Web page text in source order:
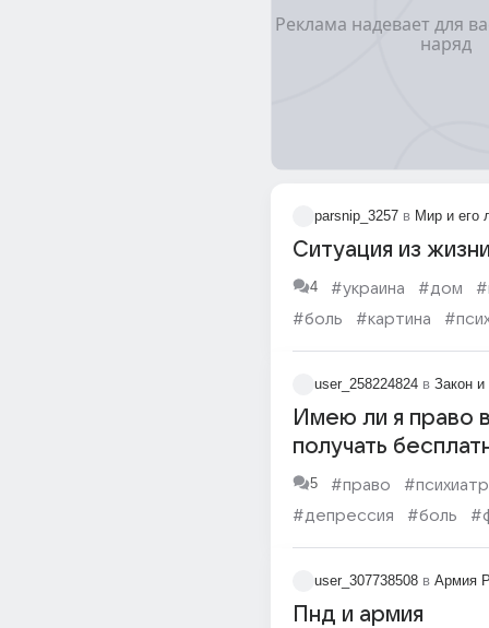
parsnip_3257 в Мир и его
Ситуация из
4 #украина #дом
#боль
#картина
#ночь
user_258224824 в Закон и
Имею ли я право
получать
препараты, если
состоять на
психиатра с
5 #право
#психиатр
#депрессия
#боль
#таблетки
#сессия
user_307738508 в Армия
Пнд и армия